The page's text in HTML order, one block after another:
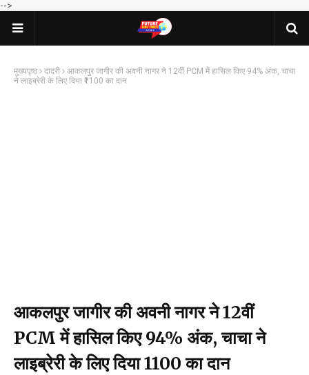
-->
मुख्यपृष्ठ दादरी
आकलपुर जागीर की अवनी नागर ने 12वीं PCM में हासिल किए 94% अंक, चाचा
ने लाइब्रेरी के लिए दिया ₹1100 का दान
आकलपुर जागीर की अवनी नागर ने 12वीं
PCM में हासिल किए 94% अंक, चाचा ने
लाइब्रेरी के लिए दिया ₹1100 का दान